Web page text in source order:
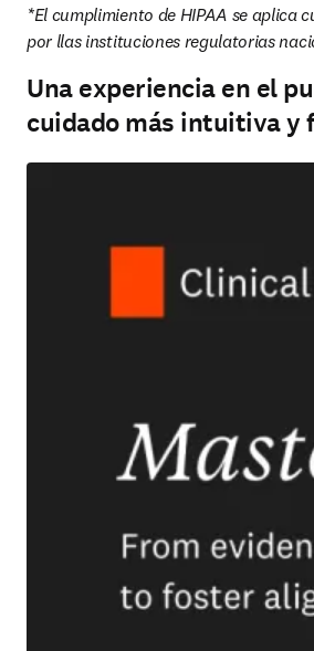
*El cumplimiento de HIPAA se aplica
por llas instituciones regulatorias
Una experiencia en el
cuidado más intuitiva y